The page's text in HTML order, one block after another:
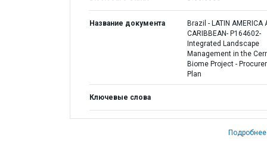
Название документа
Brazil - LATIN AMERICA
CARIBBEAN- P164602-
Integrated Landscape
Management in the
Biome Project -
Plan
Ключевые слова
Подробнее